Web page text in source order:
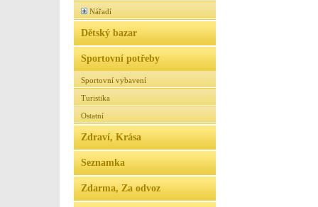
Nářadí
Dětský bazar
Sportovní potřeby
Sportovní vybavení
Turistika
Ostatní
Zdraví, Krása
Seznamka
Zdarma, Za odvoz